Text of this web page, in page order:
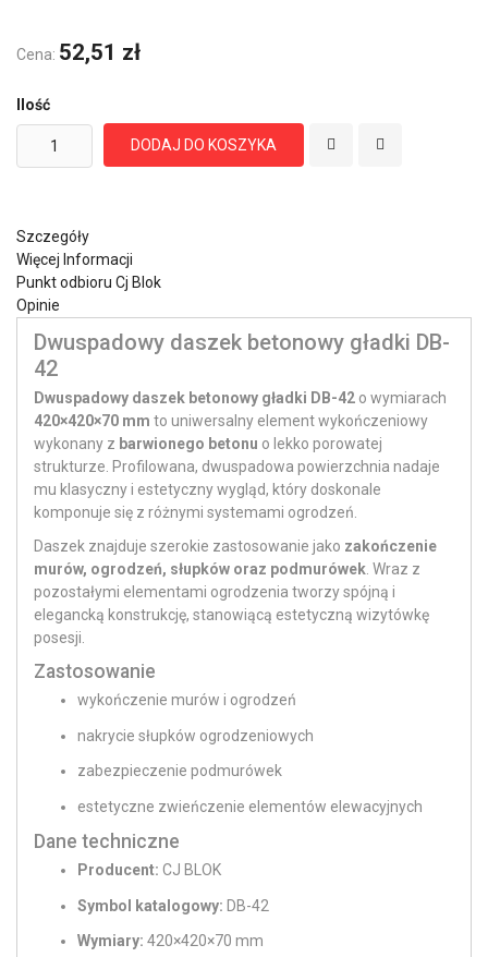
Cena: 52,51 zł
Ilość
DODAJ DO KOSZYKA
Szczegóły
Więcej Informacji
Punkt odbioru Cj Blok
Opinie
Dwuspadowy daszek betonowy gładki DB-
42
Dwuspadowy daszek betonowy gładki DB-42 o wymiarach
420×420×70 mm to uniwersalny element wykończeniowy
wykonany z barwionego betonu o lekko porowatej
strukturze. Profilowana, dwuspadowa powierzchnia nadaje
mu klasyczny i estetyczny wygląd, który doskonale
komponuje się z różnymi systemami ogrodzeń.
Daszek znajduje szerokie zastosowanie jako zakończenie
murów, ogrodzeń, słupków oraz podmurówek . Wraz z
pozostałymi elementami ogrodzenia tworzy spójną i
elegancką konstrukcję, stanowiącą estetyczną wizytówkę
posesji.
Zastosowanie
wykończenie murów i ogrodzeń
nakrycie słupków ogrodzeniowych
zabezpieczenie podmurówek
estetyczne zwieńczenie elementów elewacyjnych
Dane techniczne
Producent: CJ BLOK
Symbol katalogowy: DB-42
Wymiary: 420×420×70 mm